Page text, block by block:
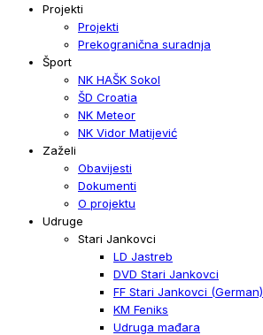
Projekti
Projekti
Prekogranična suradnja
Šport
NK HAŠK Sokol
ŠD Croatia
NK Meteor
NK Vidor Matijević
Zaželi
Obavijesti
Dokumenti
O projektu
Udruge
Stari Jankovci
LD Jastreb
DVD Stari Jankovci
FF Stari Jankovci (German)
KM Feniks
Udruga mađara